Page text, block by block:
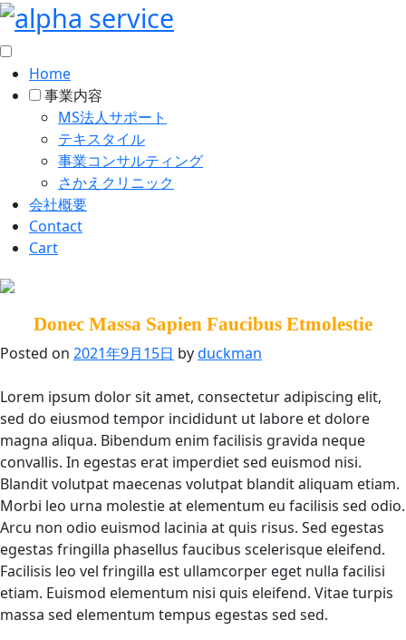
Home
事業内容
MS法人サポート
テキスタイル
事業コンサルティング
さかえクリニック
会社概要
Contact
Cart
Skip
contentDonec Massa Sapien Faucibus Etmolestie
Posted on 2021年9月15日 byduckman
Lorem ipsum dolor sit amet, consectetur adipiscing elit,
sed do eiusmod tempor incididunt ut labore et dolore
magna aliqua. Bibendum enim facilisis gravida neque
convallis. In egestas erat imperdiet sed euismod nisi.
Blandit volutpat maecenas volutpat blandit aliquam etiam.
Morbi leo urna molestie at elementum eu facilisis sed odio.
Arcu non odio euismod lacinia at quis risus. Sed egestas
egestas fringilla phasellus faucibus scelerisque eleifend.
Facilisis leo vel fringilla est ullamcorper eget nulla facilisi
etiam. Euismod elementum nisi quis eleifend. Vitae turpis
massa sed elementum tempus egestas sed sed.